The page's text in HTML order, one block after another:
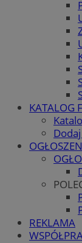
KATALOG
REKLAMA